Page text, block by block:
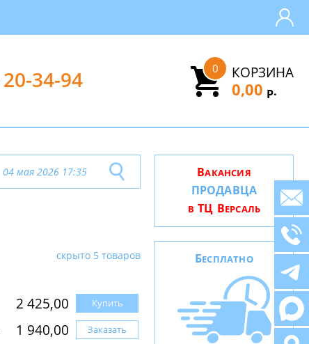
20-34-94 КОРЗИНА
0
0,00 Р.
04 мая 2026 17:35
скрыто 5 товаров
2 425,00 Купить
1 940,00 Заказать
ВАКАНСИЯ
ПРОДАВЦА
В ТЦ ВЕРСАЛЬ
БЕСПЛАТНО